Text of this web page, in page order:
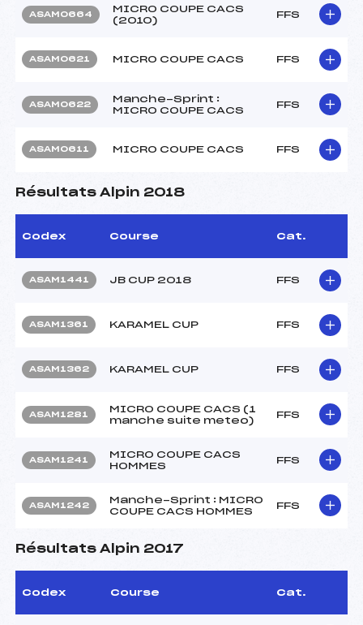
ASAM0664
MICRO COUPE CACS
(2010)
FFS
ASAM0621 MICRO COUPE CACS FFS
ASAM0622
Manche-Sprint :
MICRO COUPE CACS
FFS
ASAM0611 MICRO COUPE CACS FFS
Résultats Alpin 2018
Codex Course Cat.
ASAM1441 JB CUP 2018 FFS
ASAM1361 KARAMEL CUP FFS
ASAM1362 KARAMEL CUP FFS
ASAM1281
MICRO COUPE CACS (1
manche suite meteo)
FFS
ASAM1241
MICRO COUPE CACS
HOMMES
FFS
ASAM1242
Manche-Sprint : MICRO
COUPE CACS HOMMES
FFS
Résultats Alpin 2017
Codex Course Cat.